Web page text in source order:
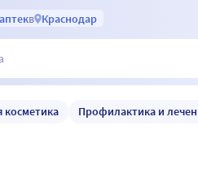
в Краснодар
косметика Профилактика и